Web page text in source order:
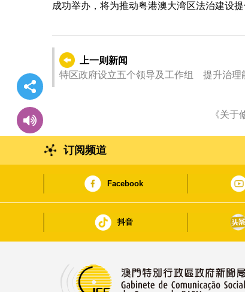
成功举办，将为推动粤港澳大湾区法治建设提
上一则新闻
特区政府设立五个领导及工作组 提升治理
《关
订阅频道
Facebook
抖音